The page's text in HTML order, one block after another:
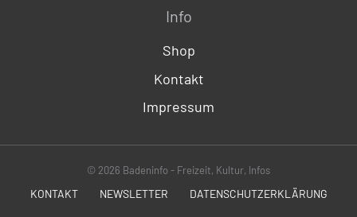
Info
Shop
Kontakt
Impressum
© 2026 Badeninfo - Freizeit, Kultur, Infos
KONTAKT NEWSLETTER DATENSCHUTZERKLÄRUNG